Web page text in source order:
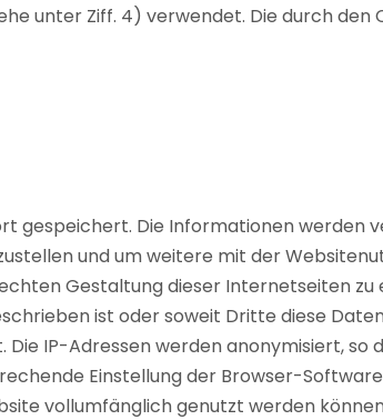
unter Ziff. 4) verwendet. Die durch
gespeichert. Die Informationen werden
und um weitere mit der
Gestaltung dieser Internetseiten
ist oder soweit Dritte diese
IP-Adressen werden anonymisiert, so
Einstellung der Browser-
vollumfänglich genutzt werden